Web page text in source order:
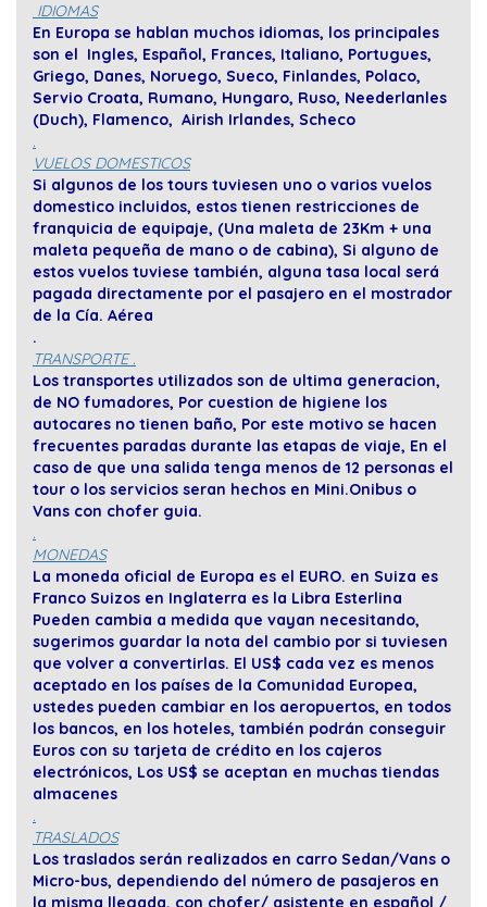
IDIOMAS
En Europa se hablan muchos idiomas, los principales
son el Ingles, Español, Frances, Italiano, Portugues,
Griego, Danes, Noruego, Sueco, Finlandes, Polaco,
Servio Croata, Rumano, Hungaro, Ruso, Neederlanles
(Duch), Flamenco, Airish Irlandes, Scheco
.
VUELOS DOMESTICOS
Si algunos de los tours tuviesen uno o varios vuelos
domestico incluidos, estos tienen restricciones de
franquicia de equipaje, (Una maleta de 23Km + una
maleta pequeña de mano o de cabina), Si alguno de
estos vuelos tuviese también, alguna tasa local será
pagada directamente por el pasajero en el mostrador
de la Cía. Aérea
.
TRANSPORTE .
Los transportes utilizados son de ultima generacion,
de NO fumadores, Por cuestion de higiene los
autocares no tienen baño, Por este motivo se hacen
frecuentes paradas durante las etapas de viaje, En el
caso de que una salida tenga menos de 12 personas el
tour o los servicios seran hechos en Mini.Onibus o
Vans con chofer guia.
.
MONEDAS
La moneda oficial de Europa es el EURO. en Suiza es
Franco Suizos en Inglaterra es la Libra Esterlina
Pueden cambia a medida que vayan necesitando,
sugerimos guardar la nota del cambio por si tuviesen
que volver a convertirlas. El US$ cada vez es menos
aceptado en los países de la Comunidad Europea,
ustedes pueden cambiar en los aeropuertos, en todos
los bancos, en los hoteles, también podrán conseguir
Euros con su tarjeta de crédito en los cajeros
electrónicos, Los US$ se aceptan en muchas tiendas
almacenes
.
TRASLADOS
Los traslados serán realizados en carro Sedan/Vans o
Micro-bus, dependiendo del número de pasajeros en